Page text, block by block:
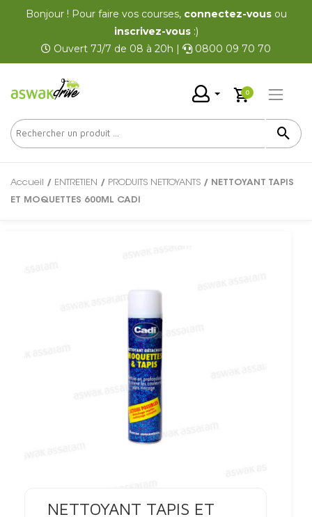
Bonjour ! Pour faire vos courses, connectez-vousou
inscrivez-vous:)
Ouvert 7J/7 de 08 à 20h |
0800 09 70 70
0
Accueil / ENTRETIEN / PRODUITS NETTOYANTS / NETTOYANT TAPIS
ET MOQUETTES 600ML CADI
NETTOYANT TAPIS ET